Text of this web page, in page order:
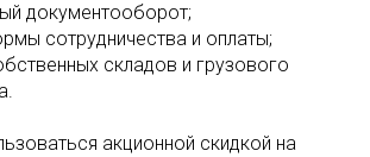
документооборот;
сотрудничества и оплаты;
складов и грузового
акционной скидкой на